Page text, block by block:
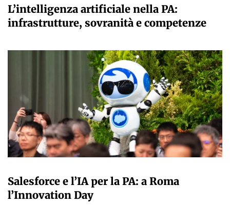
L’intelligenza artificiale nella PA:
infrastrutture, sovranità e competenze
Salesforce e l’IA per la PA: a Roma
l’Innovation Day